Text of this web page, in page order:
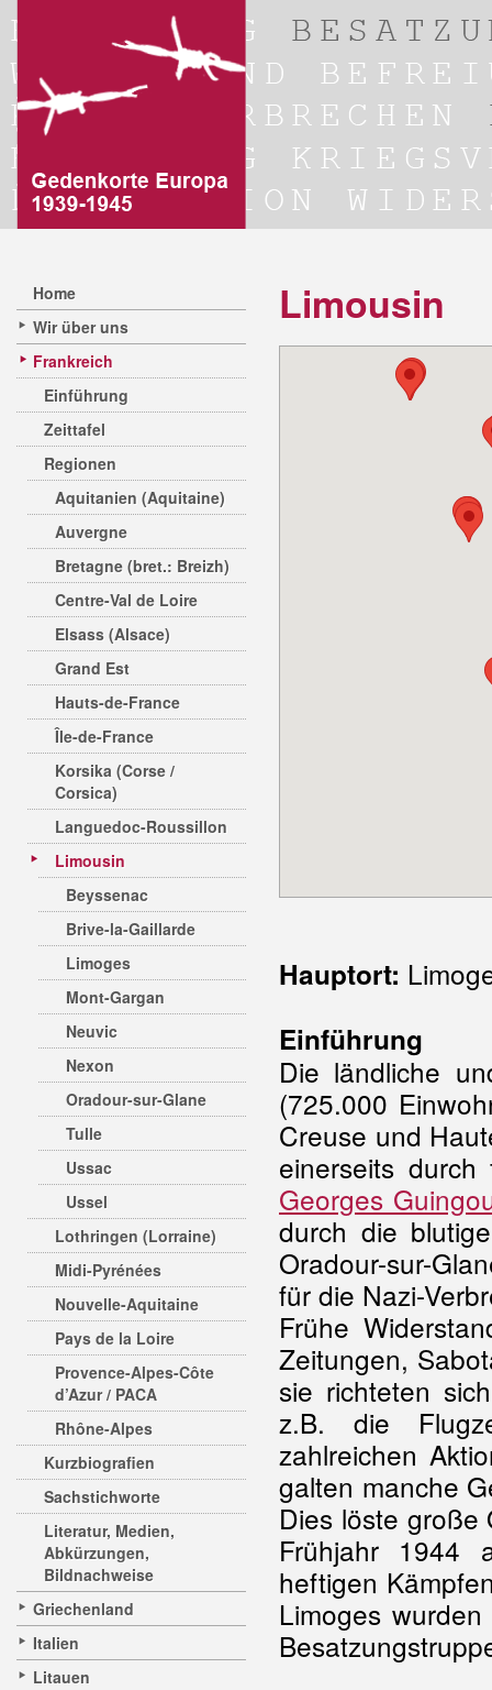
Home
Wir über uns
Frankreich
Einführung
Zeittafel
Regionen
Aquitanien (Aquitaine)
Auvergne
Bretagne (bret.: Breizh)
Centre-Val de Loire
Elsass (Alsace)
Grand Est
Hauts-de-France
Île-de-France
Korsika (Corse /
Corsica)
Languedoc-Roussillon
Limousin
Beyssenac
Brive-la-Gaillarde
Limoges
Mont-Gargan
Neuvic
Nexon
Oradour-sur-Glane
Tulle
Ussac
Ussel
Lothringen (Lorraine)
Midi-Pyrénées
Nouvelle-Aquitaine
Pays de la Loire
Provence-Alpes-Côte
d’Azur / PACA
Rhône-Alpes
Kurzbiografien
Sachstichworte
Literatur, Medien,
Abkürzungen,
Bildnachweise
Griechenland
Italien
Litauen
Limousin
Hauptort:
Einführung
Die ländliche
(725.000
Creuse und
einerseits
Georges
durch die
Oradour-sur-
für die Nazi-
Frühe
Zeitungen,
sie richteten
z.B. die
zahlreichen
galten manche
Dies löste
Frühjahr
heftigen
Limoges